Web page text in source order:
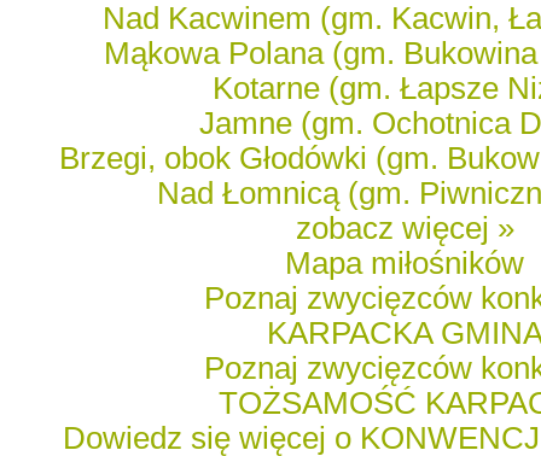
Nad Kacwinem (gm. Kacwin,
Mąkowa Polana (gm.
Kotarne (gm. Łapsze
Jamne (gm. Ochotnica
Brzegi, obok Głodówki (gm.
Nad Łomnicą (gm.
zobacz więcej »
Mapa miłośników
Poznaj zwycięzców
KARPACKA
Poznaj zwycięzców
TOŻSAMOŚĆ
Dowiedz się więcej o